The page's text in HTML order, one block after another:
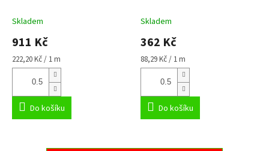
Skladem
911 Kč
Měrná
cena:
222,20 Kč / 1 m
Do košíku
Skladem
362 Kč
Měrná
cena:
88,29 Kč / 1 m
Do košíku